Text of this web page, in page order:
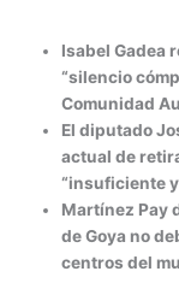
Isabel Gadea
“silencio
Comunidad
El diputado
actual de
“insuficiente
Martínez Pay
de Goya no
centros del